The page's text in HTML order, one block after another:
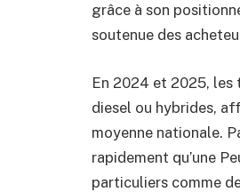
grâce à son
soutenue des
En 2024 et 2025, les
diesel ou hybrides,
moyenne nationale.
rapidement qu’une
particuliers comme